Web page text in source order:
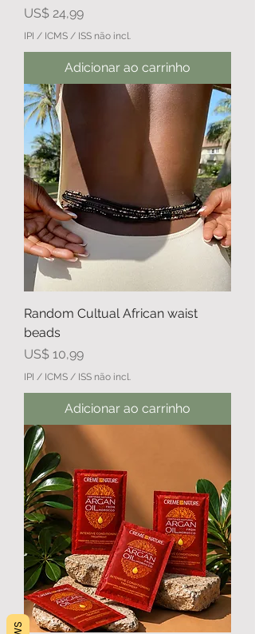
Preço
US$ 24,99
IPI / ICMS / ISS não incl.
Adicionar ao carrinho
Random Cultual African waist
beads
Preço
US$ 10,99
IPI / ICMS / ISS não incl.
Adicionar ao carrinho